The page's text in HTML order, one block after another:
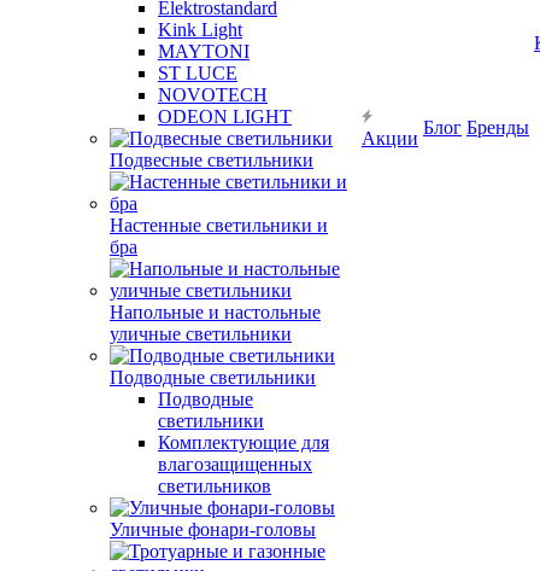
Elektrostandard
Kink Light
MAYTONI
ST LUCE
NOVOTECH
ODEON LIGHT
Подвесные светильники
Настенные светильники и
бра
Напольные и настольные
уличные светильники
Подводные светильники
Подводные
светильники
Комплектующие для
влагозащищенных
светильников
Уличные фонари-головы
Акции
Блог Бренды